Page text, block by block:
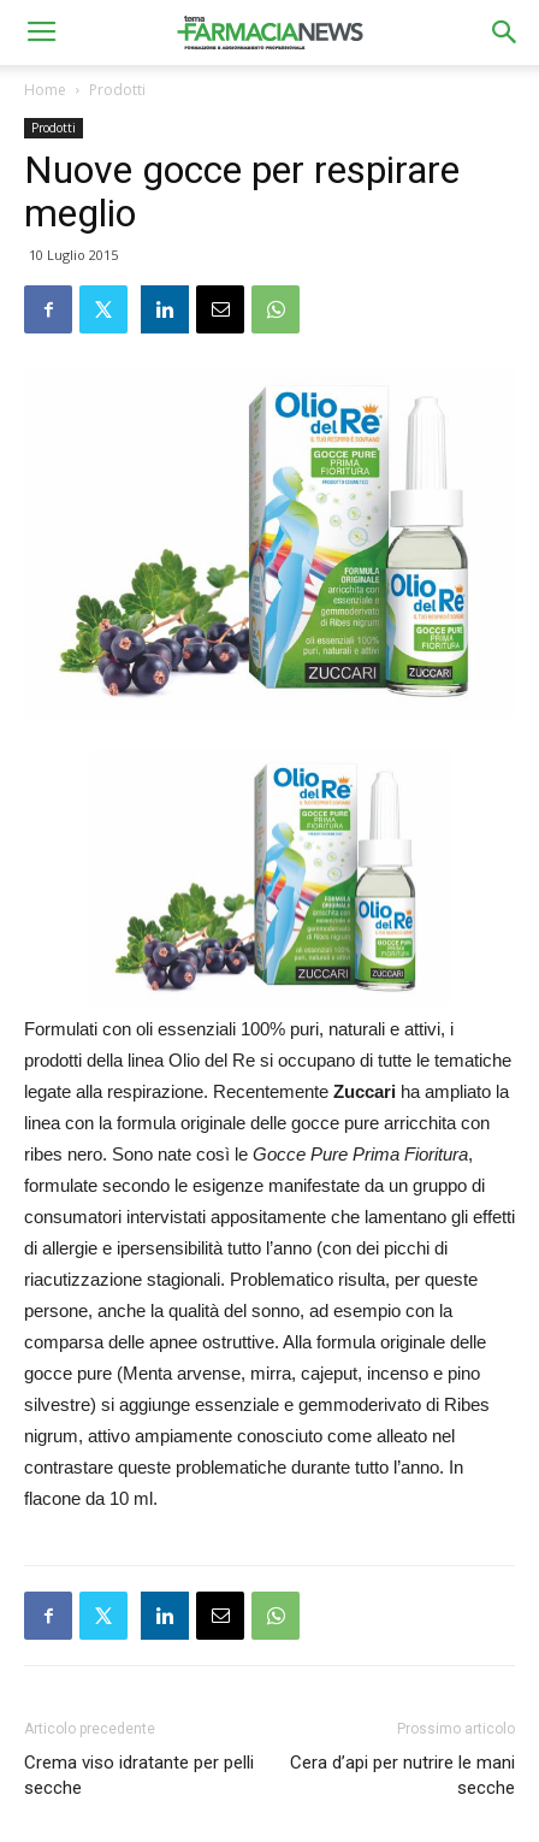
Home Prodotti
Prodotti
Nuove gocce per respirare
meglio
10 Luglio 2015
Formulati con oli essenziali 100% puri, naturali e attivi, i
prodotti della linea Olio del Re si occupano di tutte le tematiche
legate alla respirazione. Recentemente Zuccari ha ampliato la
linea con la formula originale delle gocce pure arricchita con
ribes nero. Sono nate così le Gocce Pure Prima Fioritura,
formulate secondo le esigenze manifestate da un gruppo di
consumatori intervistati appositamente che lamentano gli effetti
di allergie e ipersensibilità tutto l’anno (con dei picchi di
riacutizzazione stagionali. Problematico risulta, per queste
persone, anche la qualità del sonno, ad esempio con la
comparsa delle apnee ostruttive. Alla formula originale delle
gocce pure (Menta arvense, mirra, cajeput, incenso e pino
silvestre) si aggiunge essenziale e gemmoderivato di Ribes
nigrum, attivo ampiamente conosciuto come alleato nel
contrastare queste problematiche durante tutto l’anno. In
flacone da 10 ml.
Articolo precedente
Crema viso idratante per pelli
secche
Prossimo articolo
Cera d’api per nutrire le mani
secche